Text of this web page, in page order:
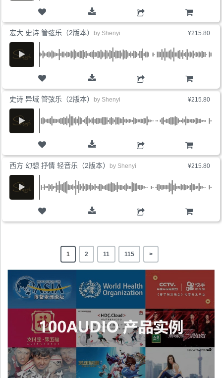
购物车
¥215.80
购物车
宏大 史诗 管弦乐（2版本） by Shenyi
¥215.80
购物车
史诗 异域 管弦乐（2版本） by Shenyi
¥215.80
购物车
西方 幻想 抒情 轻音乐（2版本） by Shenyi
1 2 11 115 >